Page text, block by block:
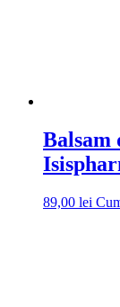
Balsam
89,00 lei